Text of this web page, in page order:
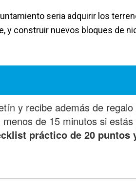
seria adquirir los
y construir nuevos bloques de